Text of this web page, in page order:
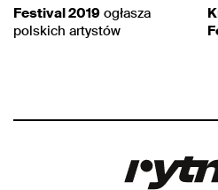
Festival 2019 ogłasza
polskich artystów